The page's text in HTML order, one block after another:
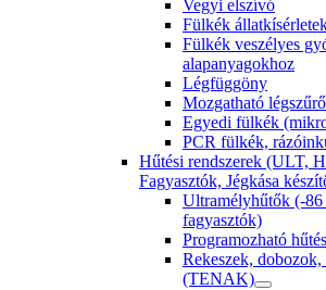
Vegyi elszívó
Fülkék
Fülkék veszélyes
alapanyagokhoz
Légfüggöny
Mozgatható légszűrő
Egyedi fülkék
PCR fülkék,
Hűtési rendszerek (ULT,
Fagyasztók, Jégkása
Ultramélyhűtők (-
fagyasztók)
Programozható hűtés
Rekeszek,
(TENAK)